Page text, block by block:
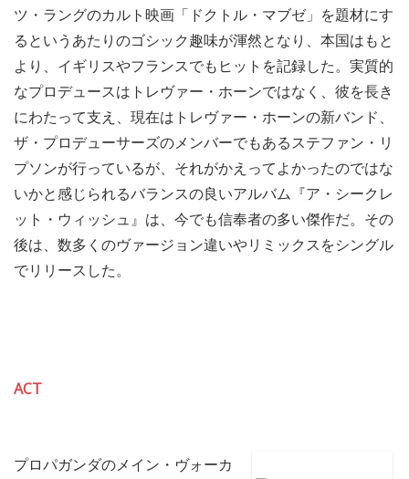
ツ・ラングのカルト映画「ドクトル・マブゼ」を題材にす
るというあたりのゴシック趣味が渾然となり、本国はもと
より、イギリスやフランスでもヒットを記録した。実質的
なプロデュースはトレヴァー・ホーンではなく、彼を長き
にわたって支え、現在はトレヴァー・ホーンの新バンド、
ザ・プロデューサーズのメンバーでもあるステファン・リ
プソンが行っているが、それがかえってよかったのではな
いかと感じられるバランスの良いアルバム『ア・シークレ
ット・ウィッシュ』は、今でも信奉者の多い傑作だ。その
後は、数多くのヴァージョン違いやリミックスをシングル
でリリースした。
ACT
プロパガンダのメイン・ヴォーカ